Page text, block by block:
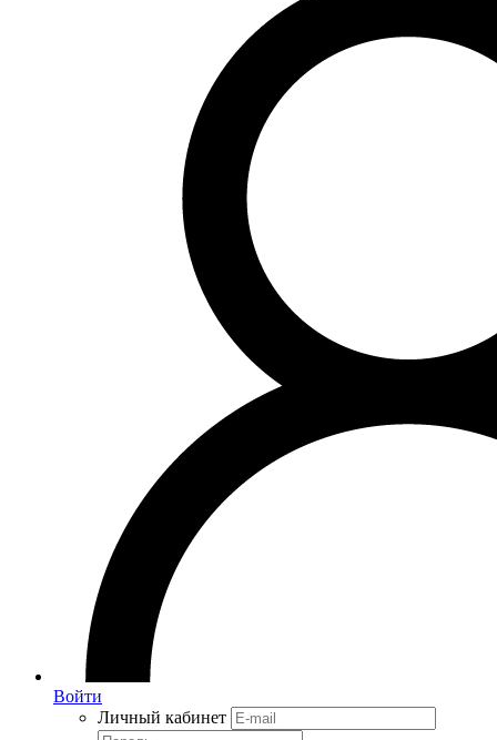
Войти
Личный кабинет